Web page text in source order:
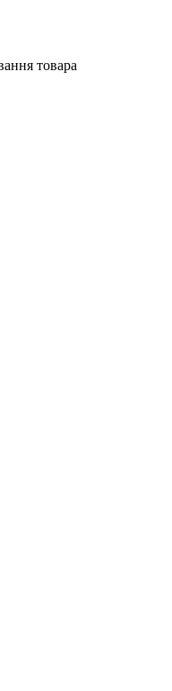
товара